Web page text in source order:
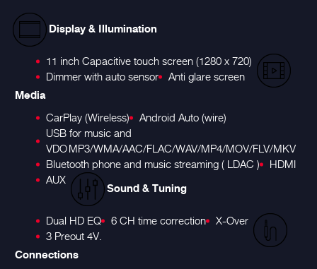
Display & Illumination
11 inch Capacitive touch screen (1280 x 720)
Dimmer with auto sensor Anti glare screen
Media
CarPlay (Wireless)
Android Auto (wire)
USB for music and
VDOMP3/WMA/AAC/FLAC/WAV/MP4/MOV/FLV/MKV
Bluetooth phone and music streaming ( LDAC )
HDMI
AUX
Sound & Tuning
Dual HD EQ 6 CH time correction X-Over
3 Preout 4V.
Connections